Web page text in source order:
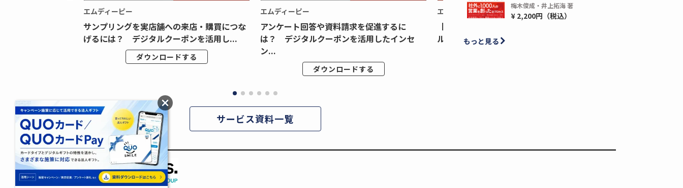
エムディーピー
サンプリングを実店舗への来店・購買につな
げるには？ デジタルクーポンを活用し...
ダウンロードする
エムディーピー
アンケート回答や資料請求を促進するに
は？ デジタルクーポンを活用したインセ
ン...
ダウンロードする
エムディーピー
【月間1,000万本以上の配布実績！】デジタ
ルクーポンを活用した販促キャンペーンを...
サービス資料一覧
梅木俊成・井上拓海 著
¥ 2,200円（税込）
もっと見る